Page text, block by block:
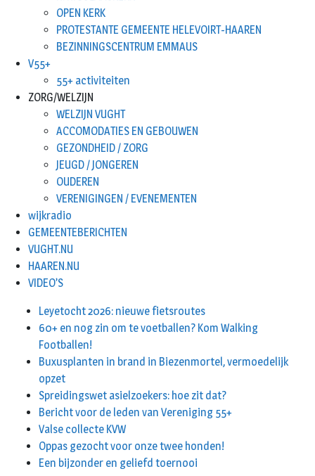
OPEN KERK
PROTESTANTE GEMEENTE HELEVOIRT-HAAREN
BEZINNINGSCENTRUM EMMAUS
V55+
55+ activiteiten
ZORG/WELZIJN
WELZIJN VUGHT
ACCOMODATIES EN GEBOUWEN
GEZONDHEID / ZORG
JEUGD / JONGEREN
OUDEREN
VERENIGINGEN / EVENEMENTEN
wijkradio
GEMEENTEBERICHTEN
VUGHT.NU
HAAREN.NU
VIDEO’S
Leyetocht 2026: nieuwe fietsroutes
60+ en nog zin om te voetballen? Kom Walking
Footballen!
Buxusplanten in brand in Biezenmortel, vermoedelijk
opzet
Spreidingswet asielzoekers: hoe zit dat?
Bericht voor de leden van Vereniging 55+
Valse collecte KVW
Oppas gezocht voor onze twee honden!
Een bijzonder en geliefd toernooi